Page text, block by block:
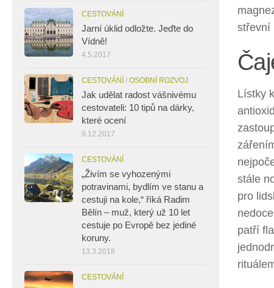
střevní
Lístky
stále
pro
patří
CESTOVÁNÍ
Jarní úklid odložte. Jeďte do
Vídně!
4.5.2017
CESTOVÁNÍ / OSOBNÍ ROZVOJ
Jak udělat radost vášnivému
cestovateli: 10 tipů na dárky,
které ocení
9.12.2017
CESTOVÁNÍ
„Živím se vyhozenými
potravinami, bydlím ve stanu a
cestuji na kole,“ říká Radim
Bělín – muž, který už 10 let
cestuje po Evropě bez jediné
koruny.
13.3.2018
CESTOVÁNÍ